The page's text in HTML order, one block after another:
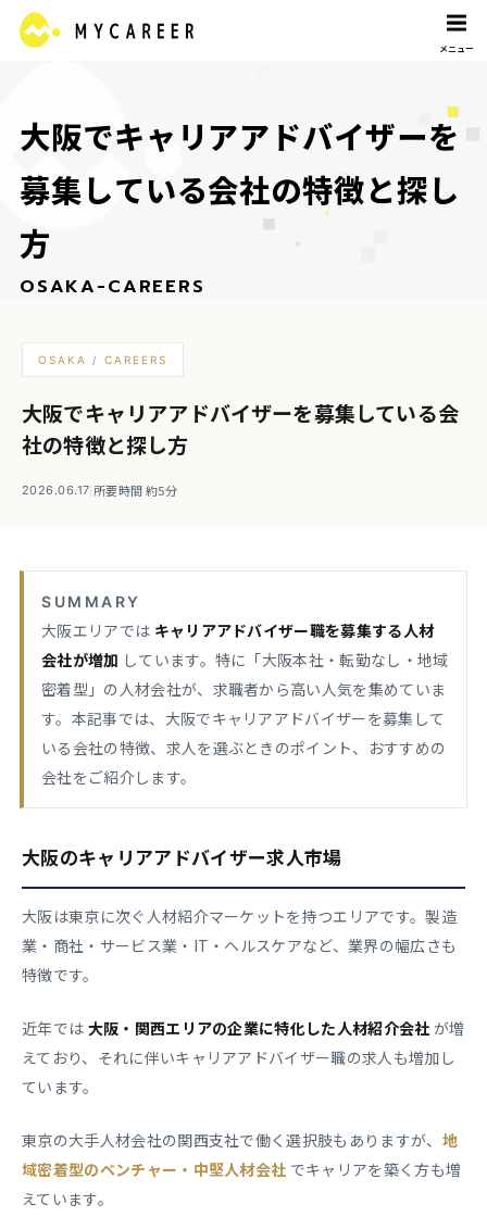
大阪でキャ リアア ドバイザーを
募集している会社の特徴と探し
方
OSAKA-CAREERS
OSAKA / CAREERS
大阪でキャリアアドバイザーを募集している会
社の特徴と探し方
2026.06.17 所要時間 約5分
SUMMARY
大阪エリアでは キャリアアドバイザー職を募集する人材
会社が増加 しています。特に「大阪本社・転勤なし・地域
密着型」の人材会社が、求職者から高い人気を集めていま
す。本記事では、大阪でキャリアアドバイザーを募集して
いる会社の特徴、求人を選ぶときのポイント、おすすめの
会社をご紹介します。
大阪のキャリアアドバイザー求人市場
大阪は東京に次ぐ人材紹介マーケットを持つエリアです。製造
業・商社・サービス業・IT・ヘルスケアなど、業界の幅広さも
特徴です。
近年では 大阪・関西エリアの企業に特化した人材紹介会社 が増
えており、それに伴いキャリアアドバイザー職の求人も増加し
ています。
東京の大手人材会社の関西支社で働く選択肢もありますが、 地
域密着型のベンチャー・中堅人材会社 でキャリアを築く方も増
えています。